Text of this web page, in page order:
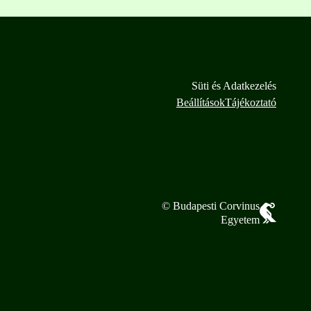
Süti és Adatkezelés
BeállításokTájékoztató
© Budapesti Corvinus
Egyetem